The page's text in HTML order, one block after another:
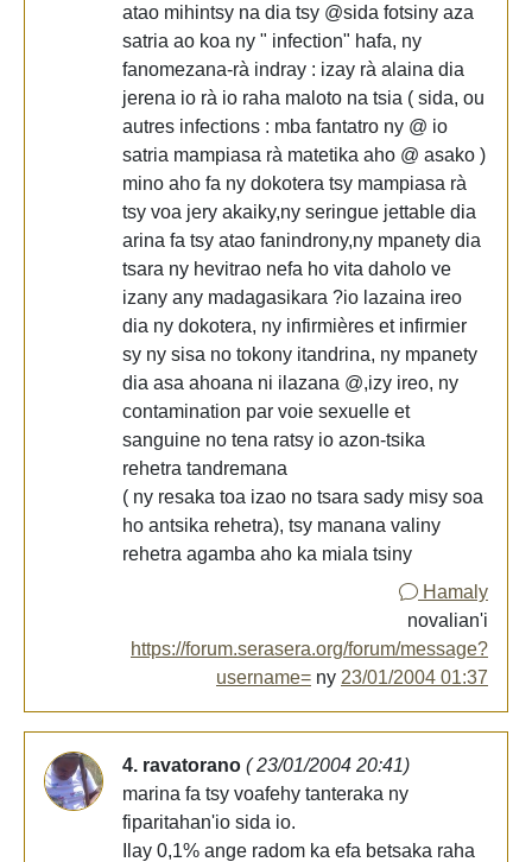
atao mihintsy na dia tsy @sida fotsiny aza
satria ao koa ny " infection" hafa, ny
fanomezana-rà indray : izay rà alaina dia
jerena io rà io raha maloto na tsia ( sida, ou
autres infections : mba fantatro ny @ io
satria mampiasa rà matetika aho @ asako )
mino aho fa ny dokotera tsy mampiasa rà
tsy voa jery akaiky,ny seringue jettable dia
arina fa tsy atao fanindrony,ny mpanety dia
tsara ny hevitrao nefa ho vita daholo ve
izany any madagasikara ?io lazaina ireo
dia ny dokotera, ny infirmières et infirmier
sy ny sisa no tokony itandrina, ny mpanety
dia asa ahoana ni ilazana @,izy ireo, ny
contamination par voie sexuelle et
sanguine no tena ratsy io azon-tsika
rehetra tandremana
( ny resaka toa izao no tsara sady misy soa
ho antsika rehetra), tsy manana valiny
rehetra agamba aho ka miala tsiny
Hamaly
novalian'i
https://forum.serasera.org/forum/message?
username= ny 23/01/2004 01:37
4. ravatorano ( 23/01/2004 20:41)
marina fa tsy voafehy tanteraka ny
fiparitahan'io sida io.
Ilay 0,1% ange radom ka efa betsaka raha